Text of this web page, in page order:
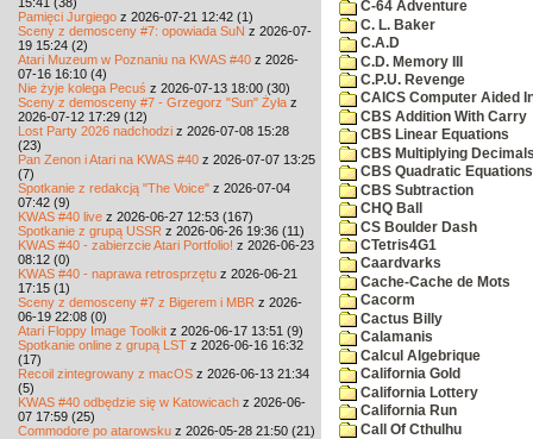
Pamięci Jurgiego z 2026-07-21 12:42 (1)
Sceny z demosceny #7: opowiada SuN z 2026-07-
19 15:24 (2)
Atari Muzeum w Poznaniu na KWAS #40 z 2026-
07-16 16:10 (4)
Nie żyje kolega Pecuś z 2026-07-13 18:00 (30)
Sceny z demosceny #7 - Grzegorz "Sun" Żyła z
2026-07-12 17:29 (12)
Lost Party 2026 nadchodzi z 2026-07-08 15:28
(23)
Pan Zenon i Atari na KWAS #40 z 2026-07-07 13:25
(7)
Spotkanie z redakcją "The Voice" z 2026-07-04
07:42 (9)
KWAS #40 live z 2026-06-27 12:53 (167)
Spotkanie z grupą USSR z 2026-06-26 19:36 (11)
KWAS #40 - zabierzcie Atari Portfolio! z 2026-06-23
08:12 (0)
KWAS #40 - naprawa retrosprzętu z 2026-06-21
17:15 (1)
Sceny z demosceny #7 z Bigerem i MBR z 2026-
06-19 22:08 (0)
Atari Floppy Image Toolkit z 2026-06-17 13:51 (9)
Spotkanie online z grupą LST z 2026-06-16 16:32
(17)
Recoil zintegrowany z macOS z 2026-06-13 21:34
(5)
KWAS #40 odbędzie się w Katowicach z 2026-06-
07 17:59 (25)
Commodore po atarowsku z 2026-05-28 21:50 (21)
C-64 Adventure
C. L. Baker
C.A.D
C.D. Memory III
C.P.U. Revenge
CAICS Computer Aided
CBS Addition With Carry
CBS Linear Equations
CBS Multiplying
CBS Quadratic Equations
CBS Subtraction
CHQ Ball
CS Boulder Dash
CTetris4G1
Caardvarks
Cache-Cache de Mots
Cacorm
Cactus Billy
Calamanis
Calcul Algebrique
California Gold
California Lottery
California Run
Call Of Cthulhu